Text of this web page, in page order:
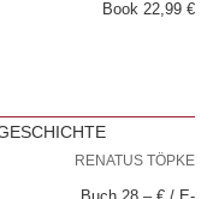
Book 22,99 €
RENATUS TÖPKE